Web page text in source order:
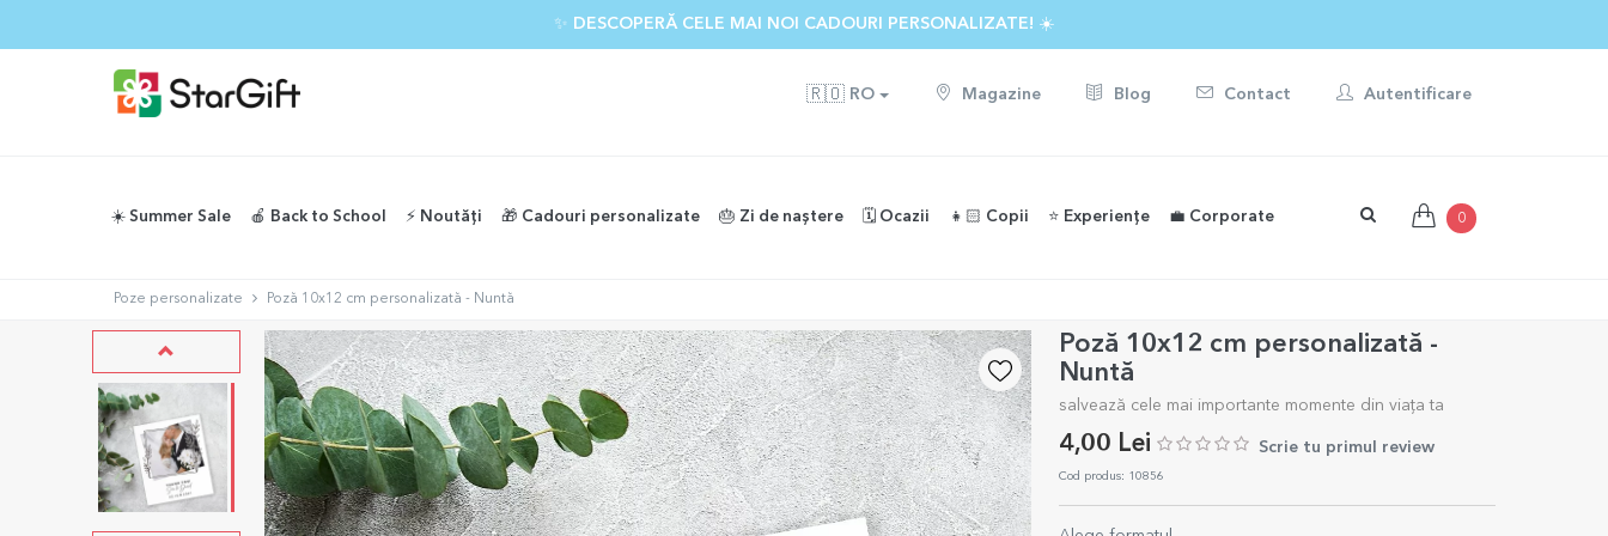
✨ DESCOPERĂ CELE MAI NOI CADOURI PERSONALIZATE! ☀️
🇷🇴 RO Magazine Blog Contact Autentificare
☀️ Summer Sale 🍎 Back to School ⚡️ Noutăți 🎁 Cadouri personalizate 🎂 Zi de naștere 🗓️ Ocazii 👧🏻 Copii ⭐️ Experiențe 💼 Corporate 0
Poze personalizate Poză 10x12 cm personalizată - Nuntă
Poză 10x12 cm personalizată -
Nuntă
salvează cele mai importante momente din viața ta
4,00 Lei Scrie tu primul review
Cod produs: 10856